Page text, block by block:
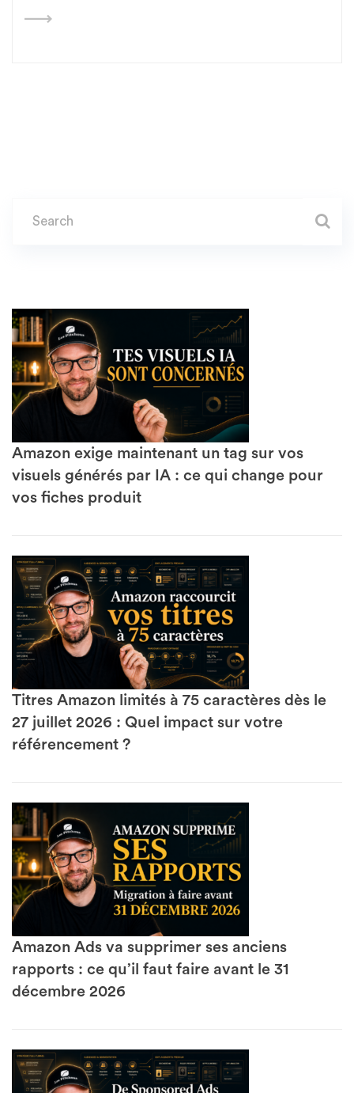
Amazon exige maintenant un tag sur vos
visuels générés par IA : ce qui change pour
vos fiches produit
Titres Amazon limités à 75 caractères dès le
27 juillet 2026 : Quel impact sur votre
référencement ?
Amazon Ads va supprimer ses anciens
rapports : ce qu’il faut faire avant le 31
décembre 2026